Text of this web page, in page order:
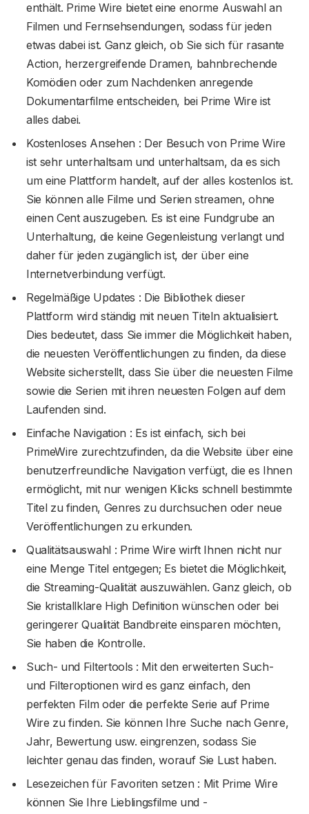
enthält. Prime Wire bietet eine enorme Auswahl an
Filmen und Fernsehsendungen, sodass für jeden
etwas dabei ist. Ganz gleich, ob Sie sich für rasante
Action, herzergreifende Dramen, bahnbrechende
Komödien oder zum Nachdenken anregende
Dokumentarfilme entscheiden, bei Prime Wire ist
alles dabei.
Kostenloses Ansehen : Der Besuch von Prime Wire
ist sehr unterhaltsam und unterhaltsam, da es sich
um eine Plattform handelt, auf der alles kostenlos ist.
Sie können alle Filme und Serien streamen, ohne
einen Cent auszugeben. Es ist eine Fundgrube an
Unterhaltung, die keine Gegenleistung verlangt und
daher für jeden zugänglich ist, der über eine
Internetverbindung verfügt.
Regelmäßige Updates : Die Bibliothek dieser
Plattform wird ständig mit neuen Titeln aktualisiert.
Dies bedeutet, dass Sie immer die Möglichkeit haben,
die neuesten Veröffentlichungen zu finden, da diese
Website sicherstellt, dass Sie über die neuesten Filme
sowie die Serien mit ihren neuesten Folgen auf dem
Laufenden sind.
Einfache Navigation : Es ist einfach, sich bei
PrimeWire zurechtzufinden, da die Website über eine
benutzerfreundliche Navigation verfügt, die es Ihnen
ermöglicht, mit nur wenigen Klicks schnell bestimmte
Titel zu finden, Genres zu durchsuchen oder neue
Veröffentlichungen zu erkunden.
Qualitätsauswahl : Prime Wire wirft Ihnen nicht nur
eine Menge Titel entgegen; Es bietet die Möglichkeit,
die Streaming-Qualität auszuwählen. Ganz gleich, ob
Sie kristallklare High Definition wünschen oder bei
geringerer Qualität Bandbreite einsparen möchten,
Sie haben die Kontrolle.
Such- und Filtertools : Mit den erweiterten Such-
und Filteroptionen wird es ganz einfach, den
perfekten Film oder die perfekte Serie auf Prime
Wire zu finden. Sie können Ihre Suche nach Genre,
Jahr, Bewertung usw. eingrenzen, sodass Sie
leichter genau das finden, worauf Sie Lust haben.
Lesezeichen für Favoriten setzen : Mit Prime Wire
können Sie Ihre Lieblingsfilme und -